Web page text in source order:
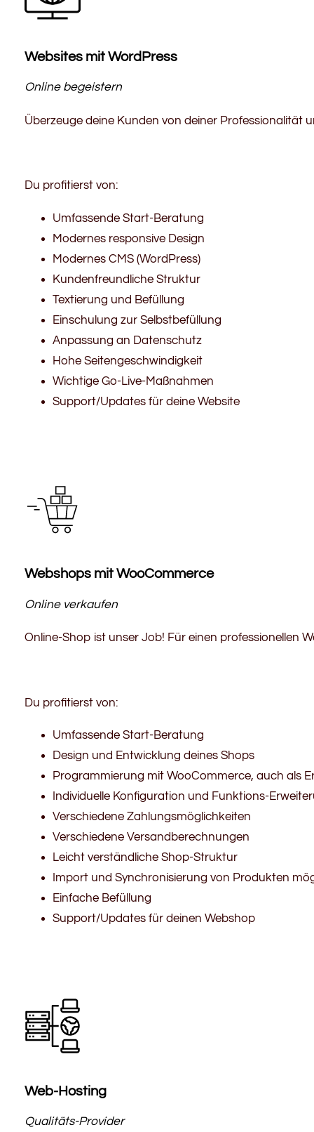
Websites mit WordPress
Online begeistern
Überzeuge deine Kunden von deiner Professionalität
Du profitierst von:
Umfassende Start-Beratung
Modernes responsive Design
Modernes CMS (WordPress)
Kundenfreundliche Struktur
Textierung und Befüllung
Einschulung zur Selbstbefüllung
Anpassung an Datenschutz
Hohe Seitengeschwindigkeit
Wichtige Go-Live-Maßnahmen
Support/Updates für deine Website
Webshops mit WooCommerce
Online verkaufen
Online-Shop ist unser Job! Für einen professionellen
Du profitierst von:
Umfassende Start-Beratung
Design und Entwicklung deines Shops
Programmierung mit WooCommerce, auch als
Individuelle Konfiguration und Funktions-
Verschiedene Zahlungsmöglichkeiten
Verschiedene Versandberechnungen
Leicht verständliche Shop-Struktur
Import und Synchronisierung von Produkten
Einfache Befüllung
Support/Updates für deinen Webshop
Web-Hosting
Qualitäts-Provider